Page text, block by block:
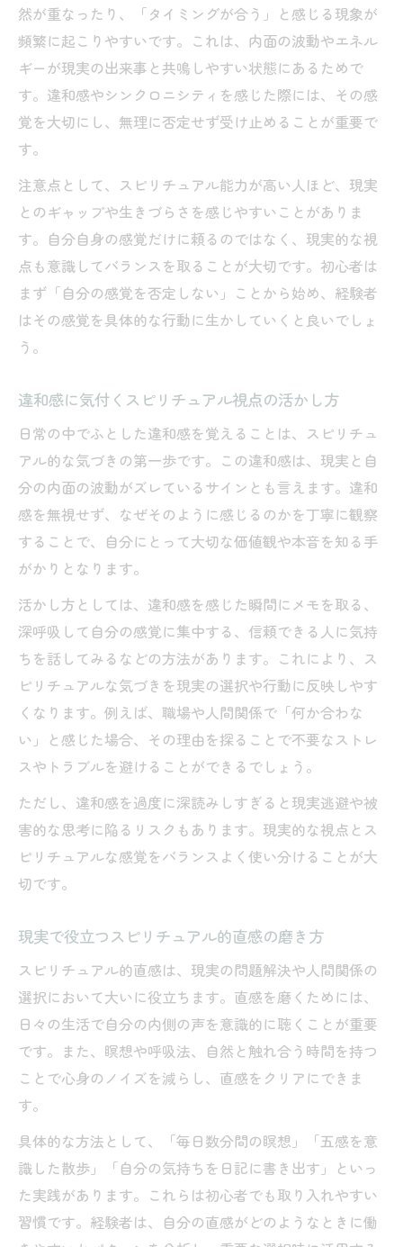
タイミングが合う人のスピリチュアルな特
徴とは
実践できるスピリチュアル現実調整の具体
スピリチュアル実践で思考と行動を整える
方法
は
波動が合わない相手との距離感を学ぶ方法
波動が合わない人の特徴とスピリチュアル
的対処
スピリチュアルで距離感を保つ考え方
無理をしないスピリチュアルな人間関係の
築き方
波動の違いを受け入れるスピリチュアル的
成長
スピリチュアル視点で関係性を見直すコツ
魂レベルで納得できる現実の整え方
魂レベルで納得するスピリチュアルな現実
ント
現実と魂を結ぶスピリチュアルな整え方
スピリチュアルがもたらす安心感と現実の
安心感を導くスピリチュアルな日常の選択
スピリチュアル思考で毎日の安心感を育て
る
現実に活かせるスピリチュアルな選択の仕
スピリチュアルが導く心地よい日常の作り
方
安心感を得るためのスピリチュアル的工夫
日常で実践できるスピリチュアルのヒント
然が重なったり、「タイミングが合う」と感じる現象が
頻繁に起こりやすいです。これは、内面の波動やエネル
ギーが現実の出来事と共鳴しやすい状態にあるためで
す。違和感やシンクロニシティを感じた際には、その感
覚を大切にし、無理に否定せず受け止めることが重要で
す。
注意点として、スピリチュアル能力が高い人ほど、現実
とのギャップや生きづらさを感じやすいことがありま
す。自分自身の感覚だけに頼るのではなく、現実的な視
点も意識してバランスを取ることが大切です。初心者は
まず「自分の感覚を否定しない」ことから始め、経験者
はその感覚を具体的な行動に生かしていくと良いでしょ
う。
違和感に気付くスピリチュアル視点の活かし方
日常の中でふとした違和感を覚えることは、スピリチュ
アル的な気づきの第一歩です。この違和感は、現実と自
分の内面の波動がズレているサインとも言えます。違和
感を無視せず、なぜそのように感じるのかを丁寧に観察
することで、自分にとって大切な価値観や本音を知る手
がかりとなります。
活かし方としては、違和感を感じた瞬間にメモを取る、
深呼吸して自分の感覚に集中する、信頼できる人に気持
ちを話してみるなどの方法があります。これにより、ス
ピリチュアルな気づきを現実の選択や行動に反映しやす
くなります。例えば、職場や人間関係で「何か合わな
い」と感じた場合、その理由を探ることで不要なストレ
スやトラブルを避けることができるでしょう。
ただし、違和感を過度に深読みしすぎると現実逃避や被
害的な思考に陥るリスクもあります。現実的な視点とス
ピリチュアルな感覚をバランスよく使い分けることが大
切です。
現実で役立つスピリチュアル的直感の磨き方
スピリチュアル的直感は、現実の問題解決や人間関係の
選択において大いに役立ちます。直感を磨くためには、
日々の生活で自分の内側の声を意識的に聴くことが重要
です。また、瞑想や呼吸法、自然と触れ合う時間を持つ
ことで心身のノイズを減らし、直感をクリアにできま
す。
具体的な方法として、「毎日数分間の瞑想」「五感を意
識した散歩」「自分の気持ちを日記に書き出す」といっ
た実践があります。これらは初心者でも取り入れやすい
習慣です。経験者は、自分の直感がどのようなときに働